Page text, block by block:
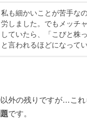
私も細かいことが苦手な
労しました。でもメッチ
していたら、「こびと株
と言われるほどになって
外の残りですが…これ
です。